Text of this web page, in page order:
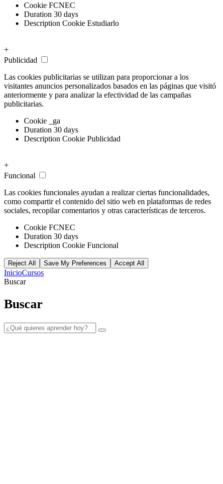
Cookie FCNEC
Duration 30 days
Description Cookie Estudiarlo
+
Publicidad
Las cookies publicitarias se utilizan para proporcionar a los
visitantes anuncios personalizados basados ​​en las páginas que visitó
anteriormente y para analizar la efectividad de las campañas
publicitarias.
Cookie
_ga
Duration 30 days
Description Cookie Publicidad
+
Funcional
Las cookies funcionales ayudan a realizar ciertas funcionalidades,
como compartir el contenido del sitio web en plataformas de redes
sociales, recopilar comentarios y otras características de terceros.
Cookie FCNEC
Duration 30 days
Description Cookie Funcional
Reject All Save My Preferences Accept All
InicioCursos
Buscar
Buscar